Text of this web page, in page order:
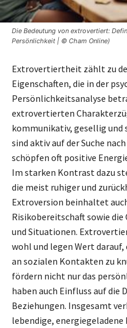
Die Bedeutung von extrovertiert:
Persönlichkeit | © Cham Online)
Extrovertiertheit zählt zu
Eigenschaften, die in der
Persönlichkeitsanalyse
extrovertierten
kommunikativ, gesellig und
sind aktiv auf der Suche
schöpfen oft positive
Im starken Kontrast dazu
die meist ruhiger und
Extroversion beinhaltet
Risikobereitschaft sowie
und Situationen.
wohl und legen Wert
an sozialen Kontakten zu
fördern nicht nur das
haben auch Einfluss auf die
Beziehungen. Insgesamt
lebendige,